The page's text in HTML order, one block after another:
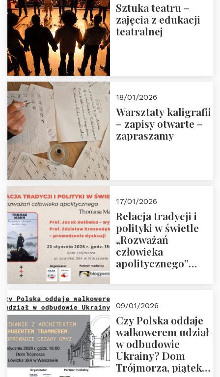
Sztuka teatru –
zajęcia z edukacji
teatralnej
18/01/2026
Warsztaty kaligrafii
– zapisy otwarte –
zapraszamy
17/01/2026
Relacja tradycji i
polityki w świetle
„Rozważań
człowieka
apolitycznego”
godz. 18:00.
Zapraszamy!
09/01/2026
Czy Polska oddaje
walkowerem udział
w odbudowie
Ukrainy? Dom
Trójmorza, piątek